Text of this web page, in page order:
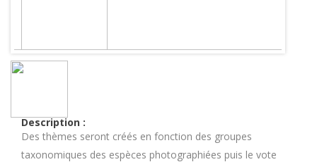
Description :
Des thèmes seront créés en fonction des groupes
taxonomiques des espèces photographiées puis le vote